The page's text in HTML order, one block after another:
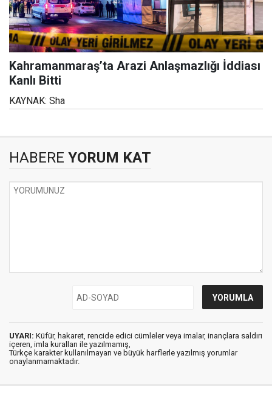
Kahramanmaraş’ta Arazi Anlaşmazlığı İddiası
Kanlı Bitti
KAYNAK: Sha
HABERE YORUM KAT
UYARI: Küfür, hakaret, rencide edici cümleler veya imalar, inançlara saldırı
içeren, imla kuralları ile yazılmamış,
Türkçe karakter kullanılmayan ve büyük harflerle yazılmış yorumlar
onaylanmamaktadır.